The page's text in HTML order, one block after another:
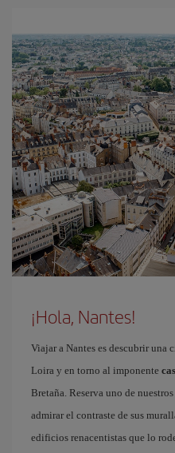
¡Hola, Nantes!
Viajar a Nantes es descubrir
Loira y en torno al imponente
Bretaña. Reserva uno de nuestros
admirar el contraste de sus
edificios renacentistas que lo